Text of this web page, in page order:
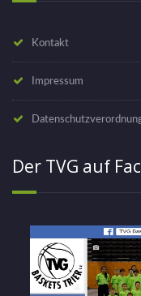
Kontakt
Impressum
Der TVG auf